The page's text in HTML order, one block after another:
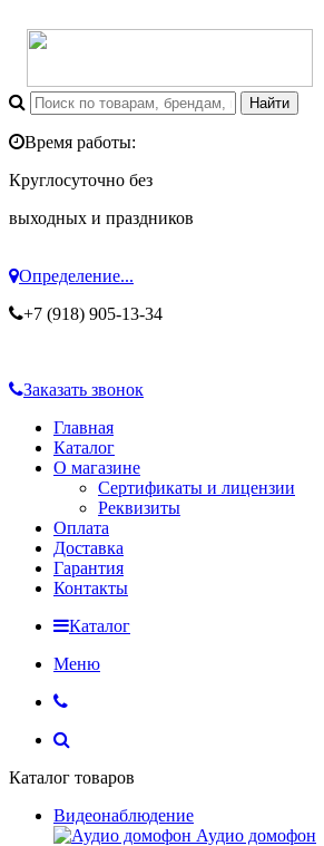
Время работы:
Круглосуточно без
выходных и праздников
Определение...
+7 (918) 905-13-34
Заказать звонок
Главная
Каталог
О магазине
Сертификаты и лицензии
Реквизиты
Оплата
Доставка
Гарантия
Контакты
Каталог
Меню
Каталог товаров
Видеонаблюдение
Аудио домофон